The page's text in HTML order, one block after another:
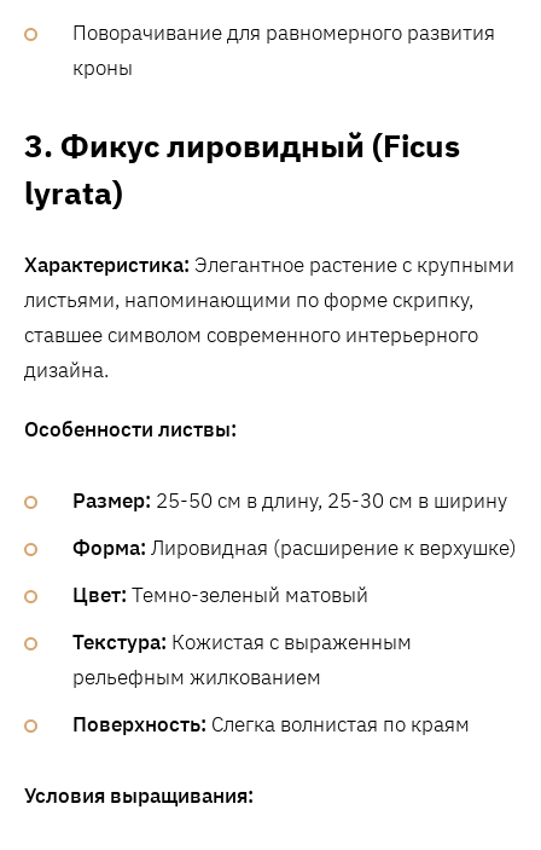
Поворачивание для равномерного развития
кроны
3. Фикус лировидный (Ficus
lyrata)
Характеристика: Элегантное растение с крупными
листьями, напоминающими по форме скрипку,
ставшее символом современного интерьерного
дизайна.
Особенности листвы:
Размер: 25-50 см в длину, 25-30 см в ширину
Форма: Лировидная (расширение к верхушке)
Цвет: Темно-зеленый матовый
Текстура: Кожистая с выраженным
рельефным жилкованием
Поверхность: Слегка волнистая по краям
Условия выращивания: